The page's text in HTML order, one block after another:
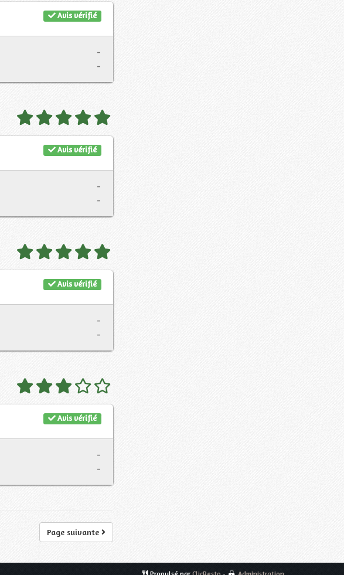
Avis vérifié
-
-
Avis vérifié
-
-
Avis vérifié
-
-
Avis vérifié
-
-
Page suivante
Propulsé parClicResto - Administration